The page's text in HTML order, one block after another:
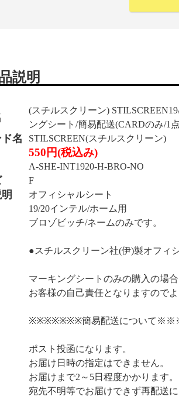
説明
(スチルスクリーン)
ングシート/簡易配送(CARDのみ/1
名 STILSCREEN(スチルスクリーン)
550円(税込み)
A-SHE-INT1920-H-BRO-NO
F
オフィシャルシート
19/20インテル/ホーム用
ブロゾビッチ/ネームのみです。
●スチルスクリーン社(伊)製オフィ
マーキングシートのみの購入の場
お客様の自己責任となりますので
※※※※※※※簡易配送について
ポスト投函になります。
お届け日時の指定はできません。
お届けまで2～5日程度かかります。
宛先不明等でお届けできず再配送に